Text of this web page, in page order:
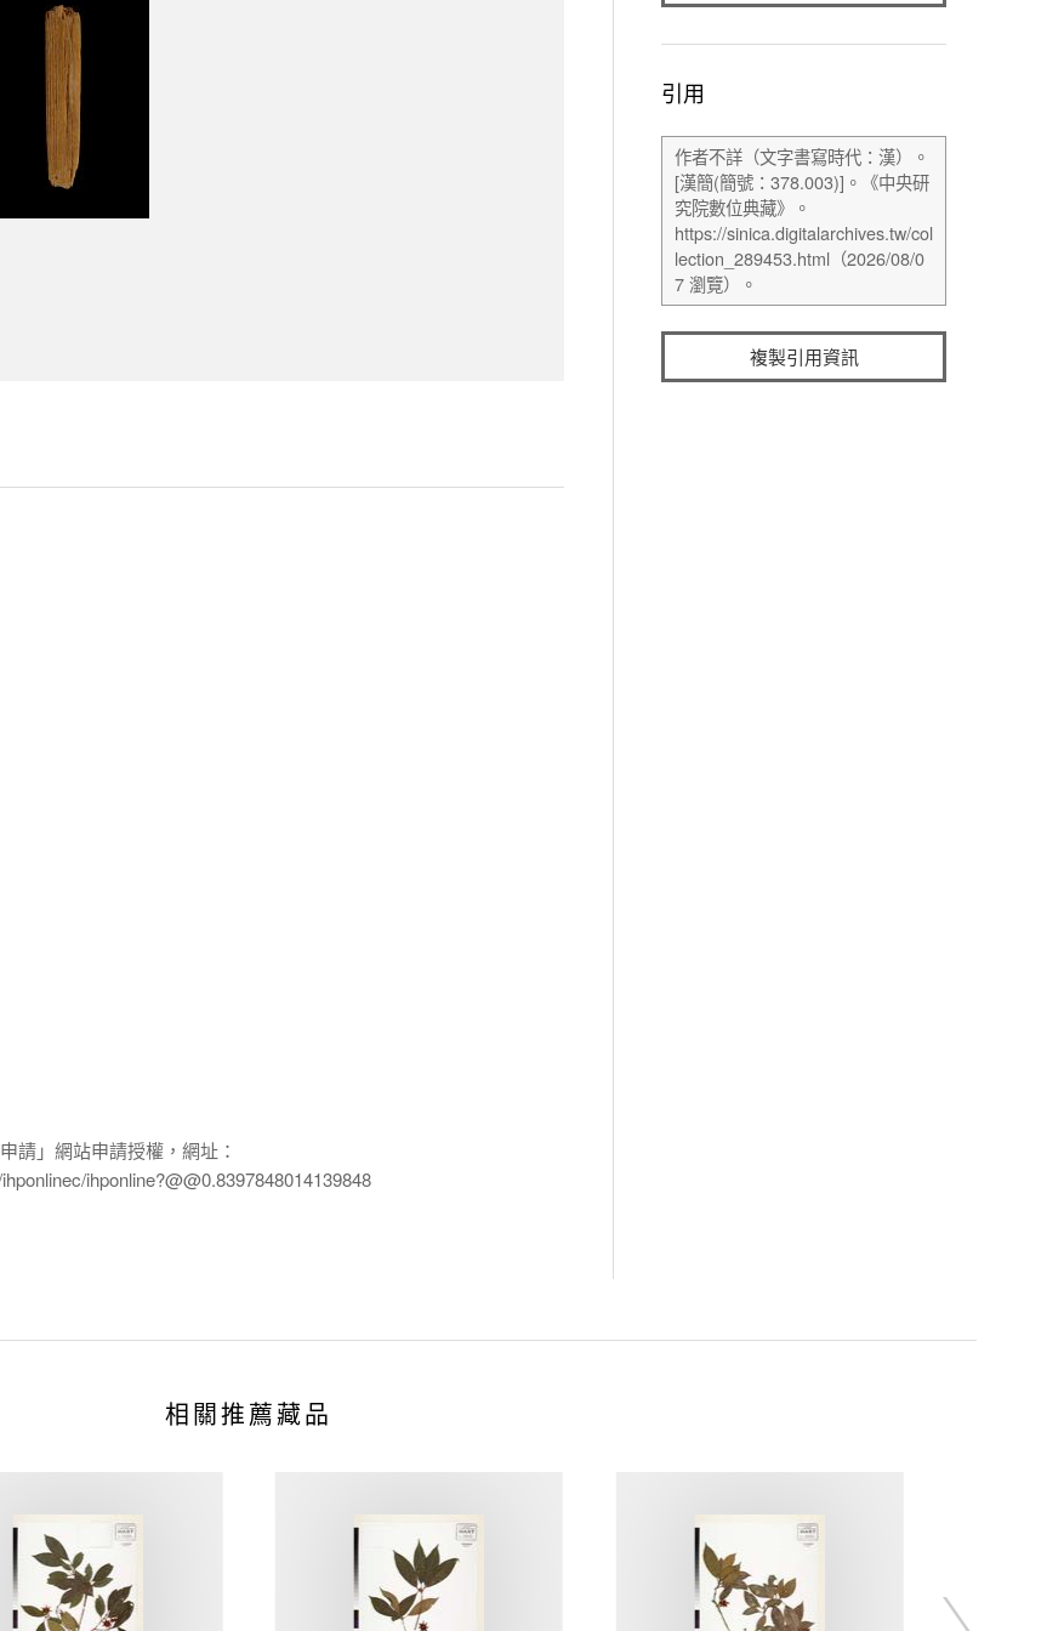
請」網站申請授權，網址：
ihponline?@@0.8397848014139848
引用
複製引用資訊
相關推薦藏品